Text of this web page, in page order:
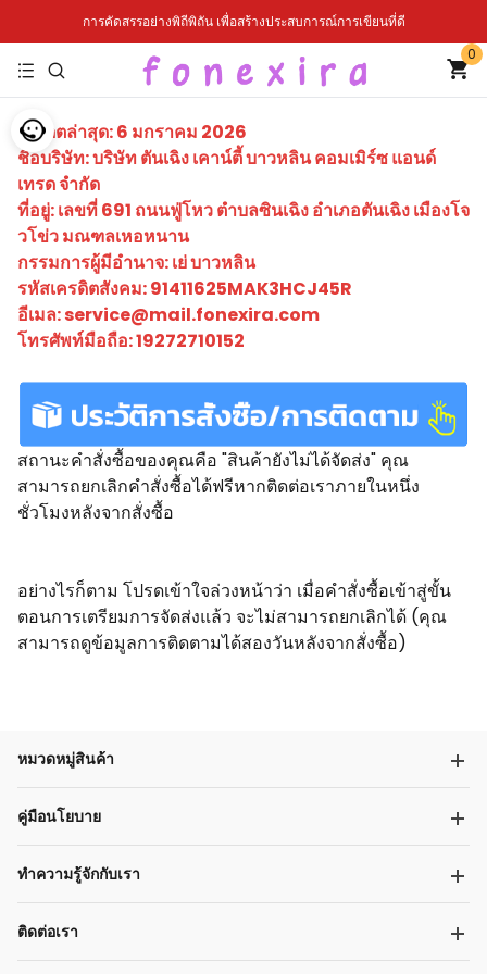
การคัดสรรอย่างพิถีพิถัน เพื่อสร้างประสบการณ์การเขียนที่ดี
0
อัปเดตล่าสุด: 6 มกราคม 2026
ชื่อบริษัท: บริษัท ตันเฉิง เคาน์ตี้ บาวหลิน คอมเมิร์ซ แอนด์
เทรด จำกัด
ที่อยู่: เลขที่ 691 ถนนฟู่โหว ตำบลซินเฉิง อำเภอตันเฉิง เมืองโจ
วโข่ว มณฑลเหอหนาน
กรรมการผู้มีอำนาจ: เย่ บาวหลิน
รหัสเครดิตสังคม: 91411625MAK3HCJ45R
อีเมล: service@mail.fonexira.com
โทรศัพท์มือถือ: 19272710152
สถานะคำสั่งซื้อของคุณคือ "สินค้ายังไม่ได้จัดส่ง" คุณ
สามารถยกเลิกคำสั่งซื้อได้ฟรีหากติดต่อเราภายในหนึ่ง
ชั่วโมงหลังจากสั่งซื้อ
อย่างไรก็ตาม โปรดเข้าใจล่วงหน้าว่า เมื่อคำสั่งซื้อเข้าสู่ขั้น
ตอนการเตรียมการจัดส่งแล้ว จะไม่สามารถยกเลิกได้ (คุณ
สามารถดูข้อมูลการติดตามได้สองวันหลังจากสั่งซื้อ)
หมวดหมู่สินค้า
คู่มือนโยบาย
ทำความรู้จักกับเรา
ติดต่อเรา